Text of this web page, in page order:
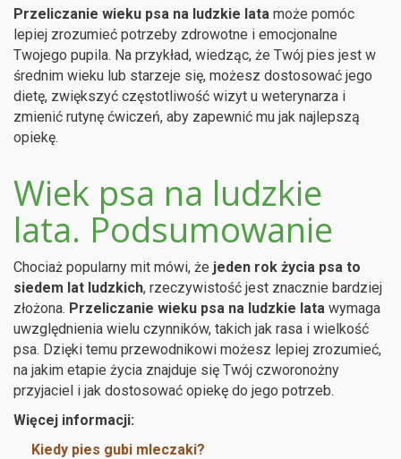
Przeliczanie wieku psa na ludzkie lata może pomóc
lepiej zrozumieć potrzeby zdrowotne i emocjonalne
Twojego pupila. Na przykład, wiedząc, że Twój pies jest w
średnim wieku lub starzeje się, możesz dostosować jego
dietę, zwiększyć częstotliwość wizyt u weterynarza i
zmienić rutynę ćwiczeń, aby zapewnić mu jak najlepszą
opiekę.
Wiek psa na ludzkie
lata. Podsumowanie
Chociaż popularny mit mówi, że jeden rok życia psa to
siedem lat ludzkich, rzeczywistość jest znacznie bardziej
złożona. Przeliczanie wieku psa na ludzkie lata wymaga
uwzględnienia wielu czynników, takich jak rasa i wielkość
psa. Dzięki temu przewodnikowi możesz lepiej zrozumieć,
na jakim etapie życia znajduje się Twój czworonożny
przyjaciel i jak dostosować opiekę do jego potrzeb.
Więcej informacji:
Kiedy pies gubi mleczaki?